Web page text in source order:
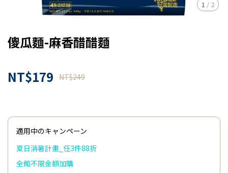
1 / 2
傻瓜麵-麻香醋醋麵
NT$179 NT$249
適用中のキャンペーン
夏日消暑計畫_任3件88折
全館不限金額加購